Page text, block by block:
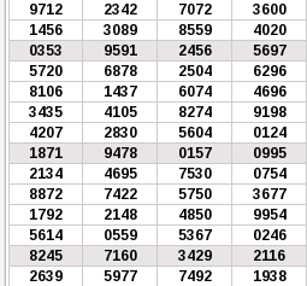
9712 2342 7072 3600
1456
3089 8559 4020
0353
9591 2456 5697
5720
6878 2504 6296
8106
1437 6074 4696
3435
4105 8274 9198
4207
2830 5604 0124
1871
9478 0157 0995
2134
4695 7530 0754
8872
7422 5750 3677
1792
2148 4850 9954
5614
0559 5367 0246
8245
7160 3429 2116
2639
5977 7492 1938